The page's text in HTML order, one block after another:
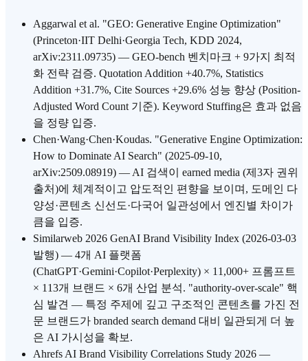
Aggarwal et al. "GEO: Generative Engine Optimization"
(Princeton·IIT Delhi·Georgia Tech, KDD 2024,
arXiv:2311.09735) — GEO-bench 벤치마크 + 9가지 최적
화 전략 검증. Quotation Addition +40.7%, Statistics
Addition +31.7%, Cite Sources +29.6% 성능 향상 (Position-
Adjusted Word Count 기준). Keyword Stuffing은 효과 없음
을 정량 입증.
Chen·Wang·Chen·Koudas. "Generative Engine Optimization:
How to Dominate AI Search" (2025-09-10,
arXiv:2509.08919) — AI 검색이 earned media (제3자 권위
출처)에 체계적이고 압도적인 편향을 보이며, 도메인 다
양성·콘텐츠 신선도·다국어 일관성에서 엔진별 차이가
큼을 입증.
Similarweb 2026 GenAI Brand Visibility Index (2026-03-03
발행) — 4개 AI 플랫폼
(ChatGPT·Gemini·Copilot·Perplexity) × 11,000+ 프롬프트
× 113개 브랜드 × 6개 산업 분석. "authority-over-scale" 핵
심 발견 — 특정 주제에 깊고 구조적인 콘텐츠를 가진 전
문 브랜드가 branded search demand 대비 일관되게 더 높
은 AI 가시성을 확보.
Ahrefs AI Brand Visibility Correlations Study 2026 —